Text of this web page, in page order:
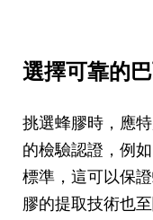
選擇可靠的
挑選蜂膠時，應
的檢驗認證，例
標準，這可以保
膠的提取技術也